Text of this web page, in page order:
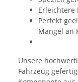
Erleichtere
Perfekt
Mängel an
Unsere
Fahrzeug